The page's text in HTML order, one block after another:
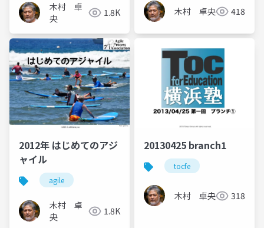
木村 卓
央
1.8K 木村 卓央 418
2012年 はじめてのアジ
ャイル
agile
木村 卓
央
1.8K
20130425 branch1
tocfe
木村 卓央 318